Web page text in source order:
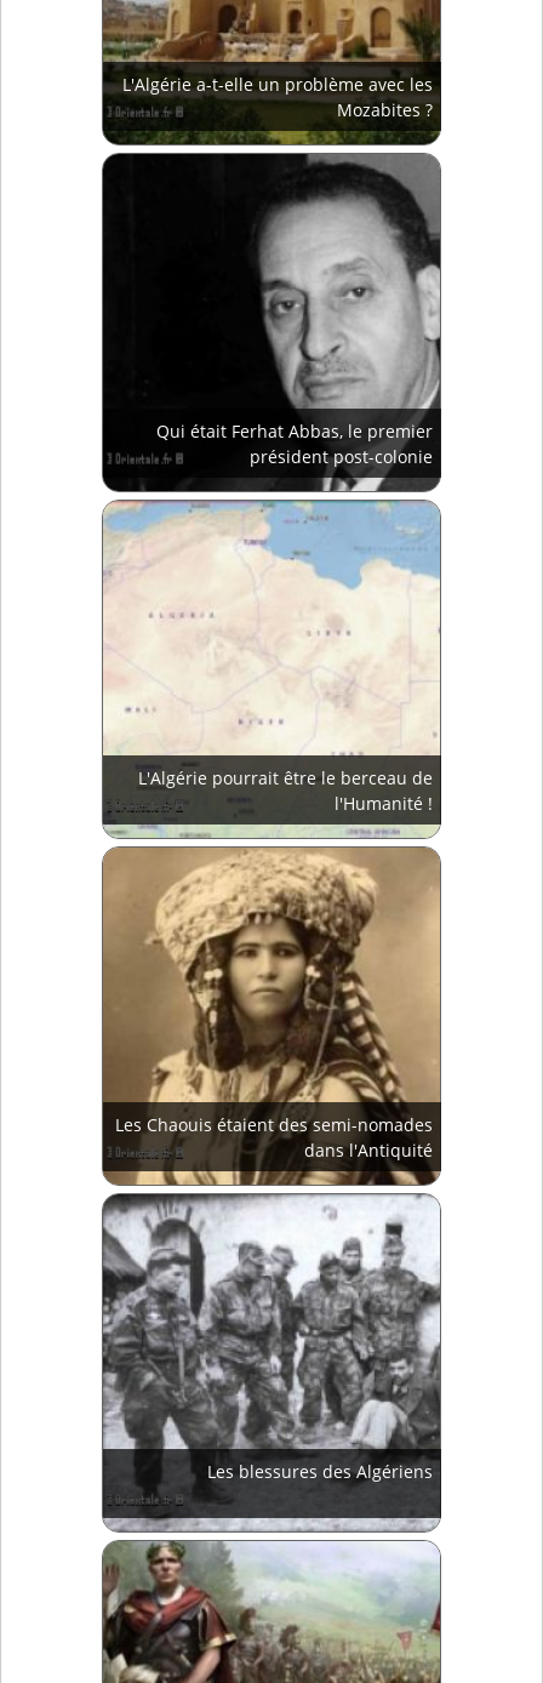
L'Algérie a-t-elle un problème avec les
Mozabites ?
Qui était Ferhat Abbas, le premier
président post-colonie
L'Algérie pourrait être le berceau de
l'Humanité !
Les Chaouis étaient des semi-nomades
dans l'Antiquité
Les blessures des Algériens